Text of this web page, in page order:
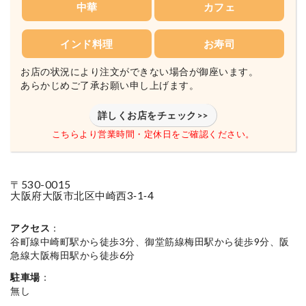
中華 カフェ
インド料理 お寿司
お店の状況により注文ができない場合が御座います。
あらかじめご了承お願い申し上げます。
詳しくお店をチェック>>
こちらより営業時間・定休日をご確認ください。
〒530-0015
大阪府大阪市北区中崎西3‐1‐4
アクセス ：
谷町線中崎町駅から徒歩3分、御堂筋線梅田駅から徒歩9分、阪
急線大阪梅田駅から徒歩6分
駐車場：
無し